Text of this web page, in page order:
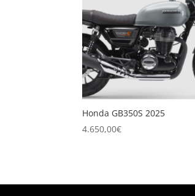
Honda GB350S 2025
4.650,00€